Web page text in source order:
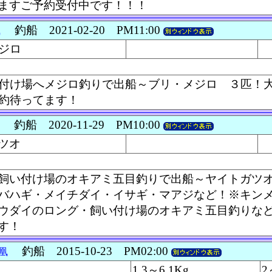
すご予約受付中です！！！
釣船 2021-02-20 PM11:00
ロ
け場へメジロ釣りで出船～ブリ・メジロ ３匹！
待ってます！
釣船 2020-11-29 PM10:00
オ
い付け場のオキアミ五目釣りで出船～ヤイトガツ
ハギ・メイチダイ・イサギ・マアジなど！※キン
ダイのロング・飼い付け場のオキアミ五目釣りな
！
釣船 2015-10-23 PM02:00